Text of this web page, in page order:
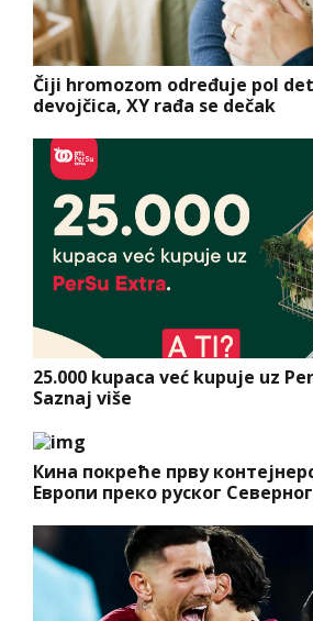
Čiji hromozom određuje pol
devojčica, XY rađa se dečak
25.000 kupaca već kupuje uz
Saznaj više
Кина покреће прву
Европи преко руског